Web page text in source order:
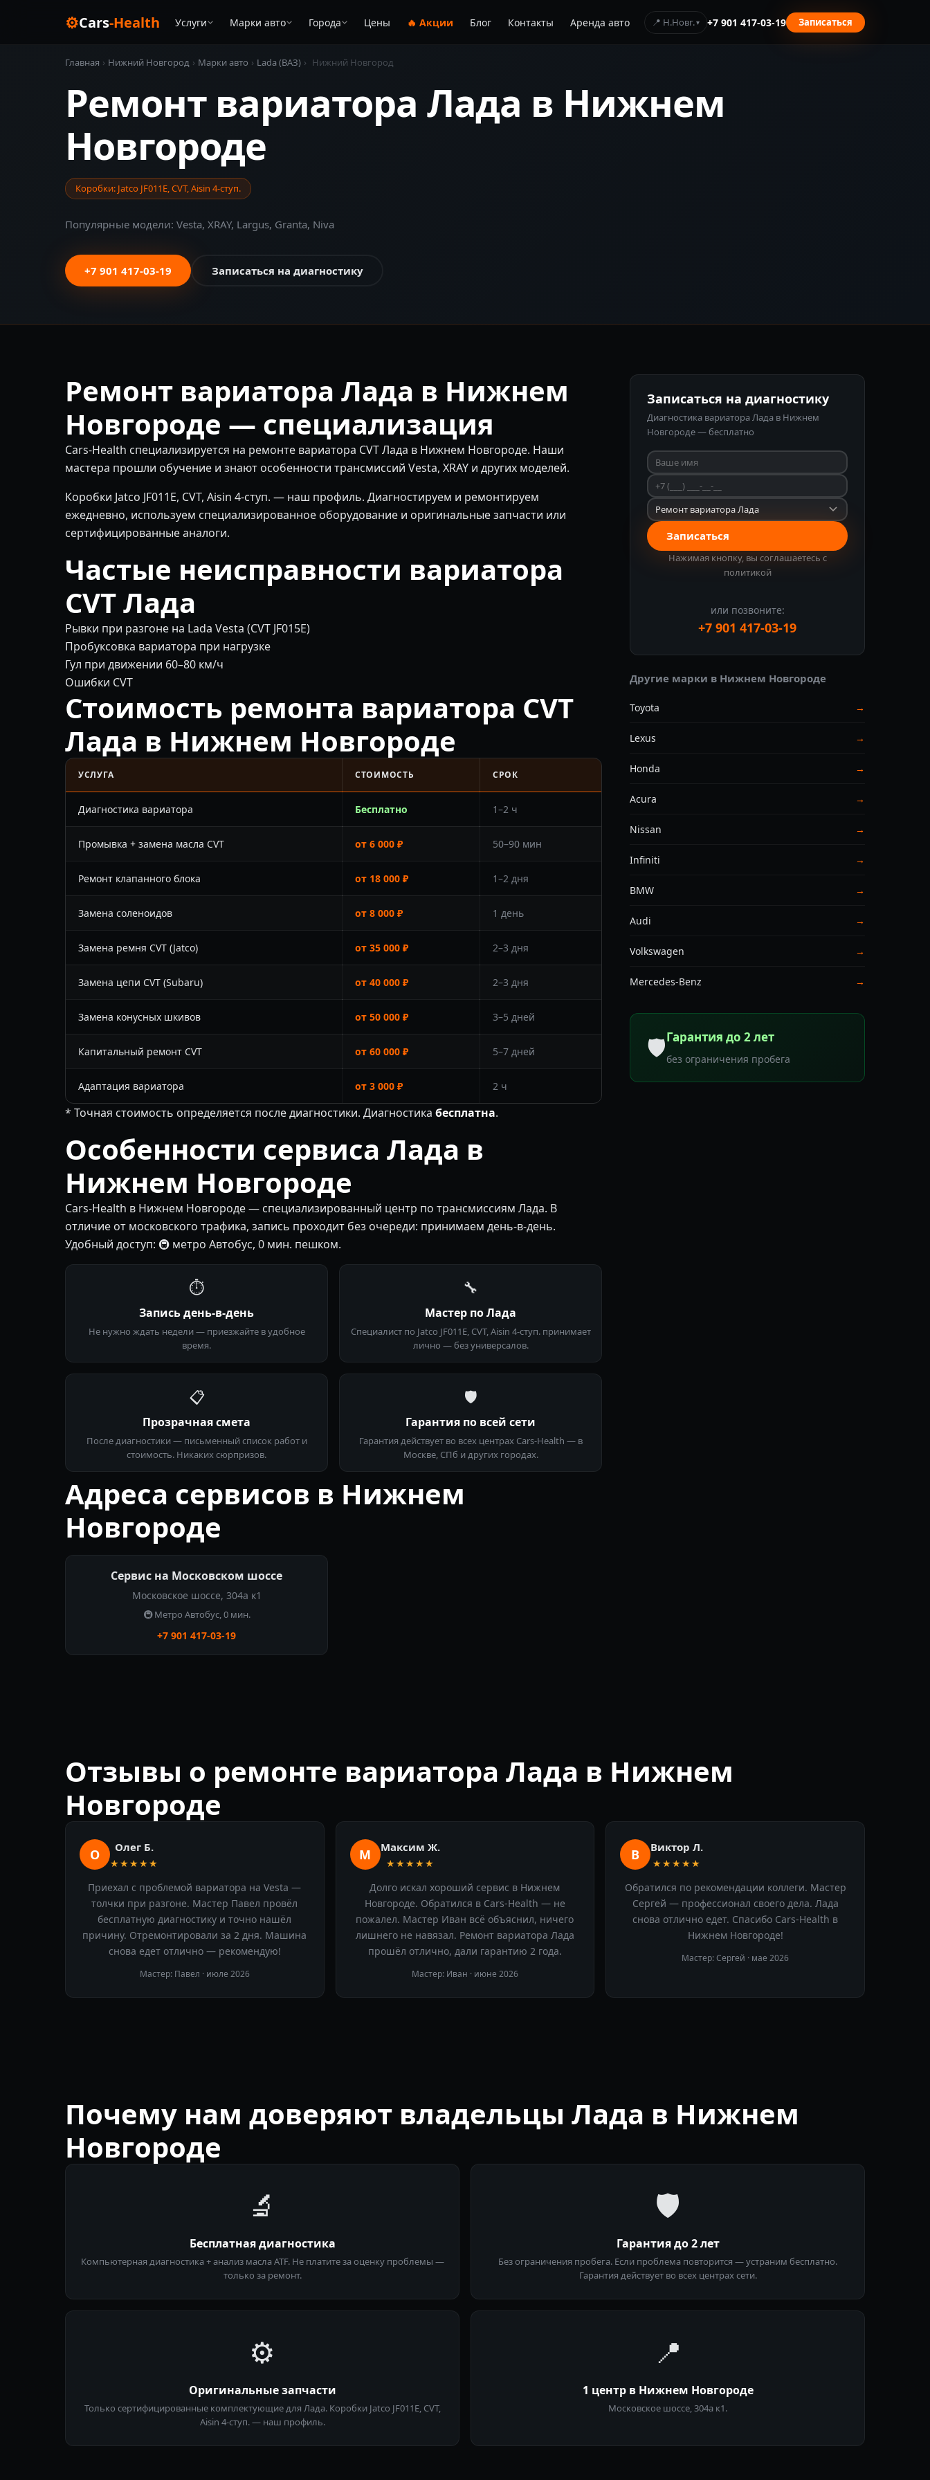
⚙Cars-Health Услуги Марки авто Города Цены 🔥 Акции Блог Контакты Аренда авто 📍 Н.Новг. +7 901 417-03-19 Записаться
Главная › Нижний Новгород › Марки авто › Lada (ВАЗ) › Нижний Новгород
Ремонт вариатора Лада в Нижнем
Новгороде
Коробки: Jatco JF011E, CVT, Aisin 4-ступ.
Популярные модели: Vesta, XRAY, Largus, Granta, Niva
+7 901 417-03-19 Записаться на диагностику
Ремонт вариатора Лада в Нижнем
Новгороде — специализация
Cars-Health специализируется на ремонте вариатора CVT Лада в Нижнем Новгороде. Наши
мастера прошли обучение и знают особенности трансмиссий Vesta, XRAY и других моделей.
Коробки Jatco JF011E, CVT, Aisin 4-ступ. — наш профиль. Диагностируем и ремонтируем
ежедневно, используем специализированное оборудование и оригинальные запчасти или
сертифицированные аналоги.
Частые неисправности вариатора
CVT Лада
Рывки при разгоне на Lada Vesta (CVT JF015E)
Пробуксовка вариатора при нагрузке
Гул при движении 60–80 км/ч
Ошибки CVT
Стоимость ремонта вариатора CVT
Лада в Нижнем Новгороде
УСЛУГА СТОИМОСТЬ СРОК
Диагностика вариатора Бесплатно 1–2 ч
Промывка + замена масла CVT от 6 000 ₽ 50–90 мин
Ремонт клапанного блока от 18 000 ₽ 1–2 дня
Замена соленоидов от 8 000 ₽ 1 день
Замена ремня CVT (Jatco) от 35 000 ₽ 2–3 дня
Замена цепи CVT (Subaru) от 40 000 ₽ 2–3 дня
Замена конусных шкивов от 50 000 ₽ 3–5 дней
Капитальный ремонт CVT от 60 000 ₽ 5–7 дней
Адаптация вариатора от 3 000 ₽ 2 ч
* Точная стоимость определяется после диагностики. Диагностика бесплатна.
Особенности сервиса Лада в
Нижнем Новгороде
Cars-Health в Нижнем Новгороде — специализированный центр по трансмиссиям Лада. В
отличие от московского трафика, запись проходит без очереди: принимаем день-в-день.
Удобный доступ: 🚇 метро Автобус, 0 мин. пешком.
⏱
Запись день-в-день
Не нужно ждать недели — приезжайте в удобное
время.
🔧
Мастер по Лада
Специалист по Jatco JF011E, CVT, Aisin 4-ступ. принимает
лично — без универсалов.
📋
Прозрачная смета
После диагностики — письменный список работ и
стоимость. Никаких сюрпризов.
🛡
Гарантия по всей сети
Гарантия действует во всех центрах Cars-Health — в
Москве, СПб и других городах.
Адреса сервисов в Нижнем
Новгороде
Сервис на Московском шоссе
Московское шоссе, 304а к1
🚇 Метро Автобус, 0 мин.
+7 901 417-03-19
Записаться на диагностику
Диагностика вариатора Лада в Нижнем
Новгороде — бесплатно
Записаться
Нажимая кнопку, вы соглашаетесь с
политикой
или позвоните:
+7 901 417-03-19
Другие марки в Нижнем Новгороде
Toyota →
Lexus →
Honda →
Acura →
Nissan →
Infiniti →
BMW →
Audi →
Volkswagen →
Mercedes-Benz →
🛡Гарантия до 2 лет
без ограничения пробега
Отзывы о ремонте вариатора Лада в Нижнем
Новгороде
О Олег Б.
★★★★★
Приехал с проблемой вариатора на Vesta —
толчки при разгоне. Мастер Павел провёл
бесплатную диагностику и точно нашёл
причину. Отремонтировали за 2 дня. Машина
снова едет отлично — рекомендую!
Мастер: Павел · июле 2026
М Максим Ж.
★★★★★
Долго искал хороший сервис в Нижнем
Новгороде. Обратился в Cars-Health — не
пожалел. Мастер Иван всё объяснил, ничего
лишнего не навязал. Ремонт вариатора Лада
прошёл отлично, дали гарантию 2 года.
Мастер: Иван · июне 2026
В Виктор Л.
★★★★★
Обратился по рекомендации коллеги. Мастер
Сергей — профессионал своего дела. Лада
снова отлично едет. Спасибо Cars-Health в
Нижнем Новгороде!
Мастер: Сергей · мае 2026
Почему нам доверяют владельцы Лада в Нижнем
Новгороде
🔬
Бесплатная диагностика
Компьютерная диагностика + анализ масла ATF. Не платите за оценку проблемы —
только за ремонт.
🛡
Гарантия до 2 лет
Без ограничения пробега. Если проблема повторится — устраним бесплатно.
Гарантия действует во всех центрах сети.
⚙️
Оригинальные запчасти
Только сертифицированные комплектующие для Лада. Коробки Jatco JF011E, CVT,
Aisin 4-ступ. — наш профиль.
📍
1 центр в Нижнем Новгороде
Московское шоссе, 304а к1.